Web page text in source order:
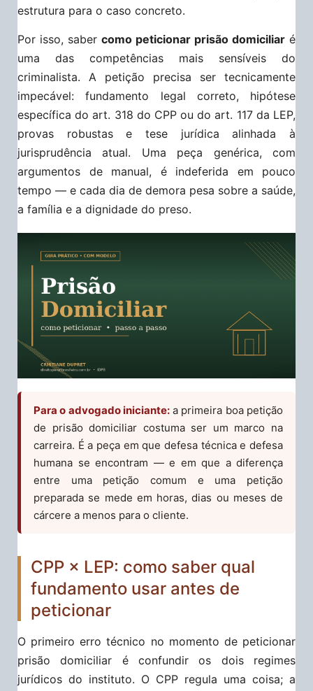
estrutura para o caso concreto.
Por isso, saber como peticionar prisão domiciliar é
uma das competências mais sensíveis do
criminalista. A petição precisa ser tecnicamente
impecável: fundamento legal correto, hipótese
específica do art. 318 do CPP ou do art. 117 da LEP,
provas robustas e tese jurídica alinhada à
jurisprudência atual. Uma peça genérica, com
argumentos de manual, é indeferida em pouco
tempo — e cada dia de demora pesa sobre a saúde,
a família e a dignidade do preso.
Para o advogado iniciante:a primeira boa petição
de prisão domiciliar costuma ser um marco na
carreira. É a peça em que defesa técnica e defesa
humana se encontram — e em que a diferença
entre uma petição comum e uma petição
preparada se mede em horas, dias ou meses de
cárcere a menos para o cliente.
CPP × LEP: como saber qual
fundamento usar antes de
peticionar
O primeiro erro técnico no momento de peticionar
prisão domiciliar é confundir os dois regimes
jurídicos do instituto. O CPP regula uma coisa; a